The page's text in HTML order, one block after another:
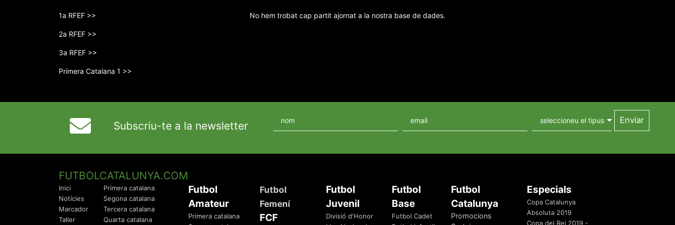
1a RFEF >>
2a RFEF >>
3a RFEF >>
Primera Catalana 1 >>
No hem trobat cap partit ajornat a la nostra base de dades.
Subscriu-te a la newsletter
FUTBOLCATALUNYA.COM
Inici
Notícies
Marcador
Taller
Primera catalana
Segona catalana
Tercera catalana
Quarta catalana
Futbol
Amateur
Primera catalana
Futbol
Femení
FCF
Futbol
Juvenil
Divisió d'Honor
Futbol
Base
Futbol Cadet
Futbol
Catalunya
Promocions
Especials
Copa Catalunya
Absoluta 2019
Copa del Rei 2019 -